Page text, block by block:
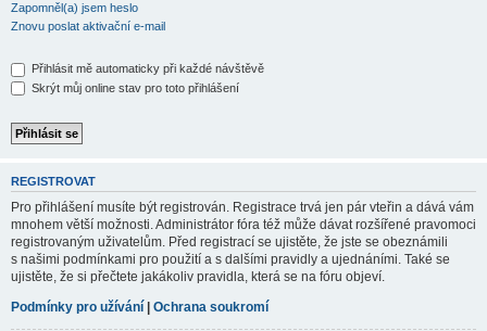
Zapomněl(a) jsem heslo
Znovu poslat aktivační e-mail
Přihlásit mě automaticky při každé návštěvě
Skrýt můj online stav pro toto přihlášení
REGISTROVAT
Pro přihlášení musíte být registrován. Registrace trvá jen pár vteřin a dává vám
mnohem větší možnosti. Administrátor fóra též může dávat rozšířené pravomoci
registrovaným uživatelům. Před registrací se ujistěte, že jste se obeznámili
s našimi podmínkami pro použití a s dalšími pravidly a ujednáními. Také se
ujistěte, že si přečtete jakákoliv pravidla, která se na fóru objeví.
Podmínky pro užívání | Ochrana soukromí